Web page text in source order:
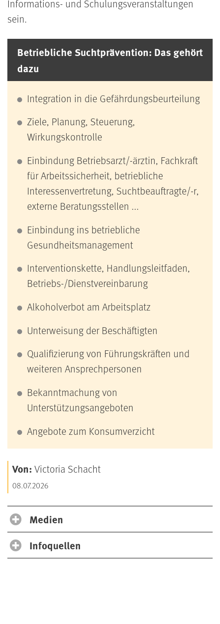
Informations- und Schulungsveranstaltungen
sein.
Betriebliche Suchtprävention: Das gehört
dazu
Integration in die Gefährdungsbeurteilung
Ziele, Planung, Steuerung,
Wirkungskontrolle
Einbindung Betriebsarzt/-ärztin, Fachkraft
für Arbeitssicherheit, betriebliche
Interessenvertretung, Suchtbeauftragte/-r,
externe Beratungsstellen ...
Einbindung ins betriebliche
Gesundheitsmanagement
Interventionskette, Handlungsleitfaden,
Betriebs-/Dienstvereinbarung
Alkoholverbot am Arbeitsplatz
Unterweisung der Beschäftigten
Qualifizierung von Führungskräften und
weiteren Ansprechpersonen
Bekanntmachung von
Unterstützungsangeboten
Angebote zum Konsumverzicht
Von: Victoria Schacht
08.07.2026
Medien
Infoquellen